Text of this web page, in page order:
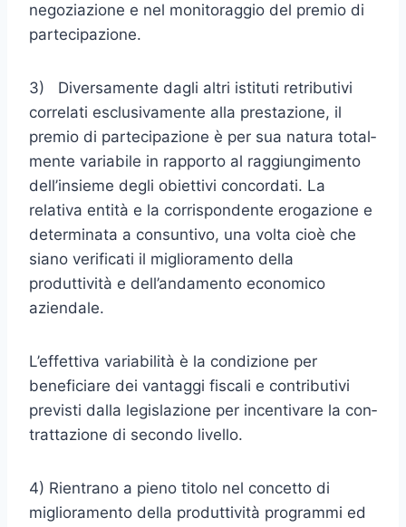
negoziazione e nel monitoraggio del premio di
partecipazione.
3) Diversamente dagli altri istituti retributivi
correlati esclusivamente alla prestazione, il
premio di partecipazione è per sua natura total­
mente variabile in rapporto al raggiungimento
dell’insieme degli obiettivi concordati. La
relativa entità e la corrispondente erogazio­ne e
determinata a consuntivo, una volta cioè che
siano verificati il miglioramento della
produttività e dell’andamento economico
aziendale.
L’effettiva variabilità è la condizione per
beneficiare dei vantaggi fi­scali e contributivi
previsti dalla legislazione per incentivare la con­
trattazione di secondo livello.
4) Rientrano a pieno titolo nel concetto di
miglioramento della produttività programmi ed